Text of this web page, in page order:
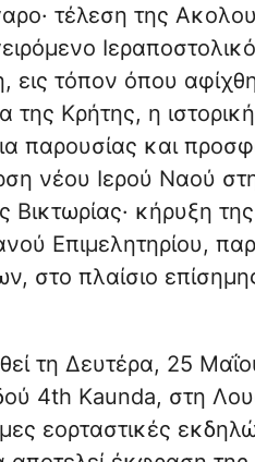
τέλεση της
τόπον όπου
Κρήτης, η
παρουσίας και
νέου Ιερού Ναού
κήρυξη
Επιμελητηρίου,
στο πλαίσιο
τη Δευτέρα, 25
4th Kaunda, στη
εορταστικές